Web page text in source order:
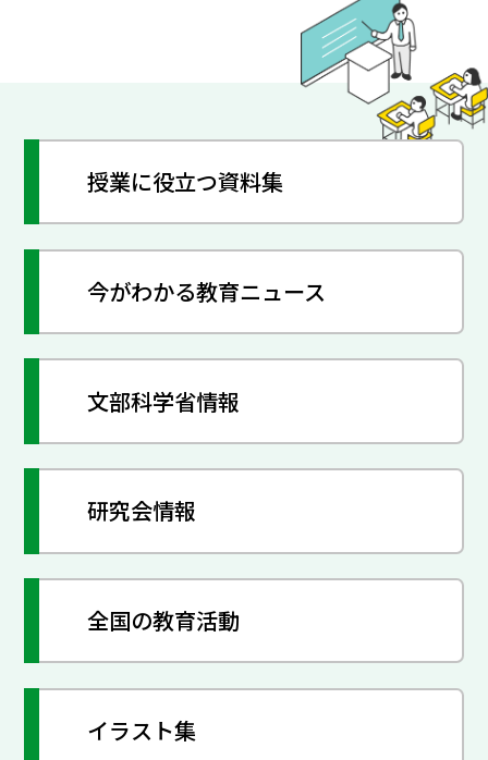
授業に役立つ資料集
今がわかる教育ニュース
文部科学省情報
研究会情報
全国の教育活動
イラスト集